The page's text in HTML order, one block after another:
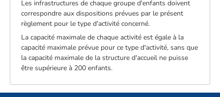
Les infrastructures de chaque groupe d'enfants doivent
correspondre aux dispositions prévues par le présent
règlement pour le type d'activité concerné.
La capacité maximale de chaque activité est égale à la
capacité maximale prévue pour ce type d'activité, sans que
la capacité maximale de la structure d'accueil ne puisse
être supérieure à 200 enfants.